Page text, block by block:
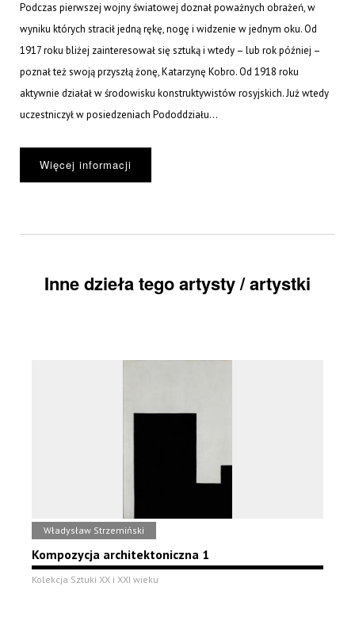
Podczas pierwszej wojny światowej doznał poważnych obrażeń, w
wyniku których stracił jedną rękę, nogę i widzenie w jednym oku. Od
1917 roku bliżej zainteresował się sztuką i wtedy – lub rok później –
poznał też swoją przyszłą żonę, Katarzynę Kobro. Od 1918 roku
aktywnie działał w środowisku konstruktywistów rosyjskich. Już wtedy
uczestniczył w posiedzeniach Pododdziału...
Więcej informacji
Inne dzieła tego artysty / artystki
Władysław Strzemiński
Kompozycja architektoniczna 1
Kolekcja Sztuki XX i XXI wieku